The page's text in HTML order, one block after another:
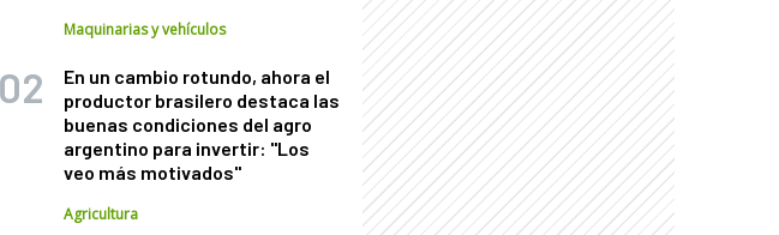
Maquinarias y vehículos
En un cambio rotundo, ahora el
productor brasilero destaca las
buenas condiciones del agro
argentino para invertir: "Los
veo más motivados"
Agricultura